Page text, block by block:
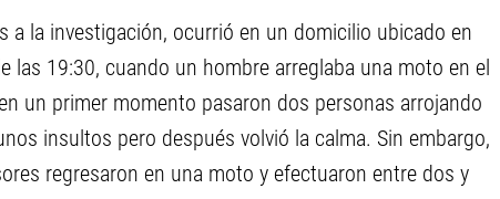
a la investigación, ocurrió en un domicilio ubicado en
las 19:30, cuando un hombre arreglaba una moto en el
un primer momento pasaron dos personas arrojando
insultos pero después volvió la calma. Sin embargo,
regresaron en una moto y efectuaron entre dos y